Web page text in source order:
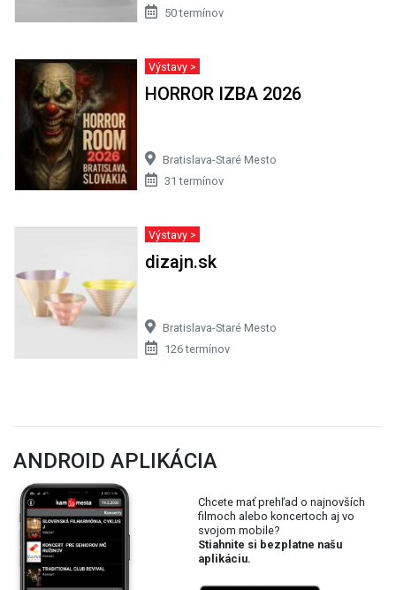
50 termínov
Výstavy >
HORROR IZBA 2026
Bratislava-Staré Mesto
31 termínov
Výstavy >
dizajn.sk
Bratislava-Staré Mesto
126 termínov
ANDROID APLIKÁCIA
Chcete mať prehľad o najnovších
filmoch alebo koncertoch aj vo
svojom mobile?
Stiahnite si bezplatne našu
aplikáciu.